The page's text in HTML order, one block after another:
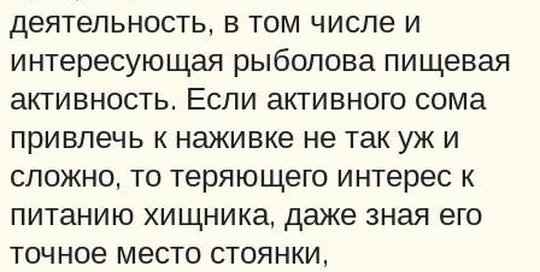
деятельность, в том числе и
интересующая рыболова пищевая
активность. Если активного сома
привлечь к наживке не так уж и
сложно, то теряющего интерес к
питанию хищника, даже зная его
точное место стоянки,